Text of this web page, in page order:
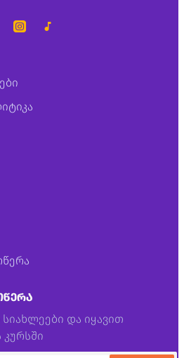
და იყავით
კურსში